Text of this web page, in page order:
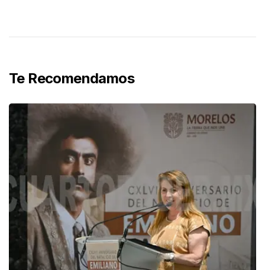
Te Recomendamos